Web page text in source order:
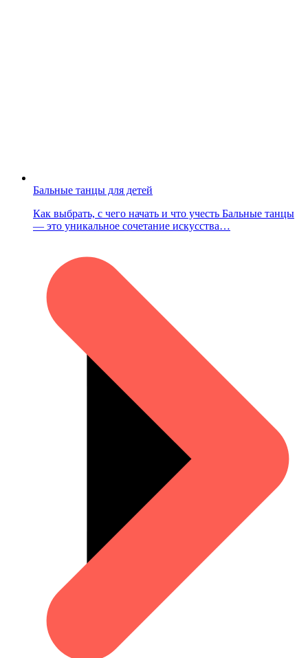
Бальные танцы для детей
Как выбрать, с чего начать и что учесть Бальные танцы
— это уникальное сочетание искусства…